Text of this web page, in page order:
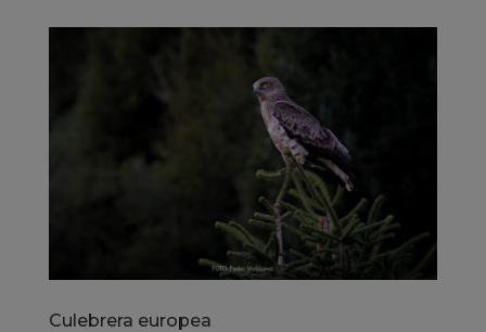
Culebrera europea